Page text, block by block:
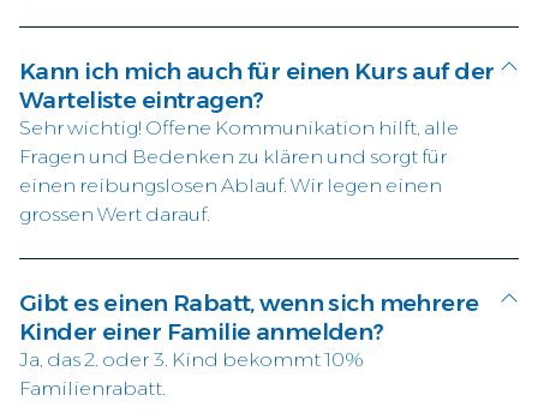
Kann ich mich auch für einen Kurs auf der
Warteliste eintragen?
Sehr wichtig! Offene Kommunikation hilft, alle
Fragen und Bedenken zu klären und sorgt für
einen reibungslosen Ablauf. Wir legen einen
grossen Wert darauf.
Gibt es einen Rabatt, wenn sich mehrere
Kinder einer Familie anmelden?
Ja, das 2. oder 3. Kind bekommt 10%
Familienrabatt.